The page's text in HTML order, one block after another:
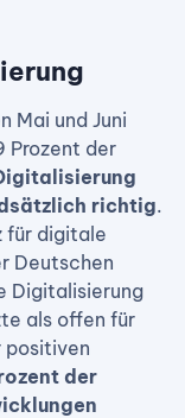
Mai und Juni
Prozent der
richtig.
für digitale
Deutschen
Digitalisierung
als offen für
positiven
der